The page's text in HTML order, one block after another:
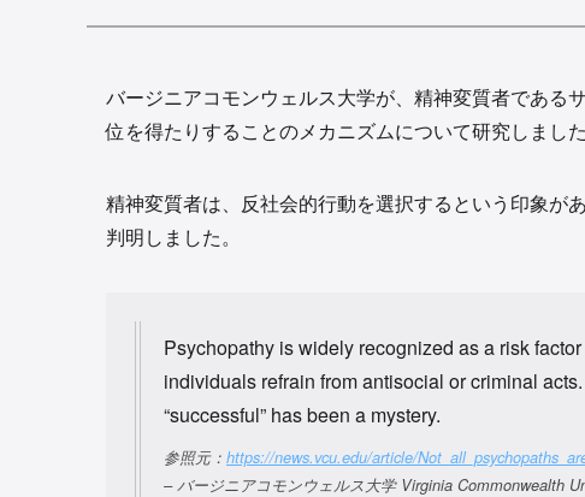
バージニアコモンウェルス大学が、精神変質者である
位を得たりすることのメカニズムについて研究しました
精神変質者は、反社会的行動を選択するという印象が
判明しました。
Psychopathy is widely recognized as a risk
individuals refrain from antisocial or criminal
“successful” has been a mystery.
参照元： https://news.vcu.edu/article/
– バージニアコモンウェルス大学 Virginia Commonwealth